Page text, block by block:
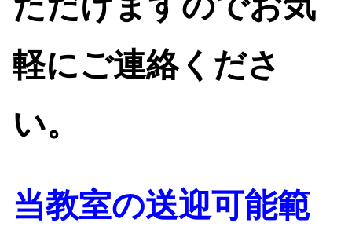
軽にご連絡くださ
い。
当教室の送迎可能範